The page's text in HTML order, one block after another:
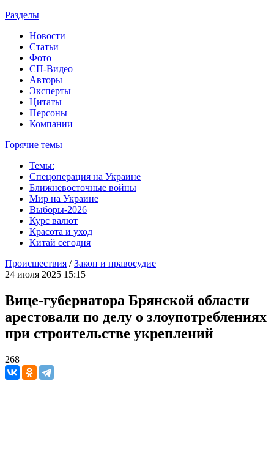
Разделы
Новости
Статьи
Фото
СП-Видео
Авторы
Эксперты
Цитаты
Персоны
Компании
Горячие темы
Темы:
Спецоперация на Украине
Ближневосточные войны
Мир на Украине
Выборы-2026
Курс валют
Красота и уход
Китай сегодня
Происшествия /Закон и правосудие
24 июля 2025 15:15
Вице-губернатора Брянской области
арестовали по делу о злоупотреблениях
при строительстве укреплений
268